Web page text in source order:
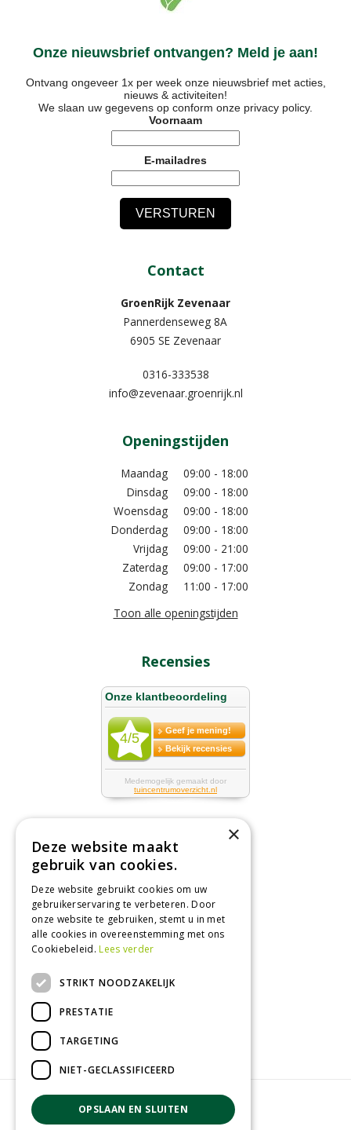
Onze nieuwsbrief ontvangen? Meld je aan!
Ontvang ongeveer 1x per week onze nieuwsbrief met acties,
nieuws & activiteiten!
We slaan uw gegevens op conform onze privacy policy.
Voornaam
E-mailadres
Contact
GroenRijk Zevenaar​
Pannerdenseweg 8A
6905 SE Zevenaar
0316-333538
info@zevenaar.groenrijk.nl
Openingstijden
Maandag
09:00 - 18:00
Dinsdag
09:00 - 18:00
Woensdag
09:00 - 18:00
Donderdag
09:00 - 18:00
Vrijdag
09:00 - 21:00
Zaterdag
09:00 - 17:00
Zondag
11:00 - 17:00
Toon alle openingstijden
Recensies
Tuincentrum
Nieuws
Tuintips
Tuincentrum
Tuinplanten
© GroenRijk Zevenaar
Green Solutions
×
Deze website maakt
gebruik van cookies.
Deze website gebruikt cookies om uw
gebruikerservaring te verbeteren. Door
onze website te gebruiken, stemt u in met
alle cookies in overeenstemming met ons
Cookiebeleid.Lees verder
STRIKT NOODZAKELIJK
PRESTATIE
TARGETING
NIET-GECLASSIFICEERD
OPSLAAN EN SLUITEN